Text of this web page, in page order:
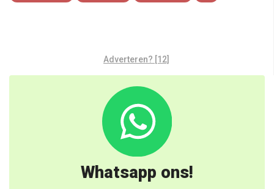
Adverteren? [12]
Whatsapp ons!